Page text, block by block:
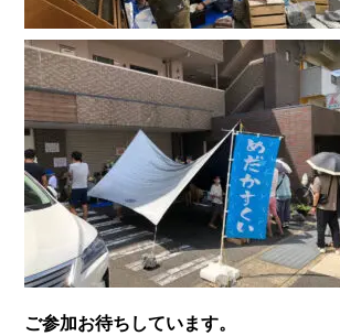
ご参加お待ちしています。